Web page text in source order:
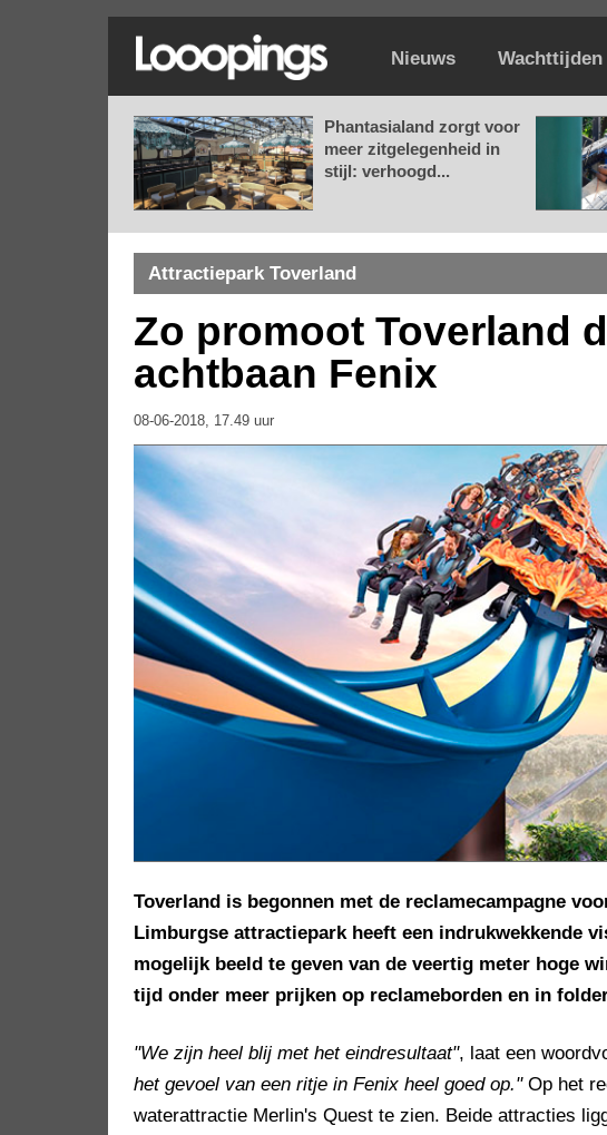
Nieuws Wachttijden
Phantasialand zorgt voor
meer zitgelegenheid in
stijl: verhoogd...
Attractiepark Toverland
Zo promoot Toverland
achtbaan Fenix
08-06-2018, 17.49 uur
Toverland is begonnen met de reclamecampagne
Limburgse attractiepark heeft een indrukwekkende
mogelijk beeld te geven van de veertig meter hoge
tijd onder meer prijken op reclameborden en in
"We zijn heel blij met het eindresultaat", laat een
het gevoel van een ritje in Fenix heel goed op."Op het
waterattractie Merlin's Quest te zien. Beide attracties